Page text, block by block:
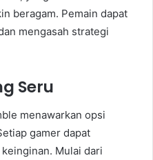
beragam. Pemain dapat
mengasah strategi
Seru
menawarkan opsi
gamer dapat
Mulai dari